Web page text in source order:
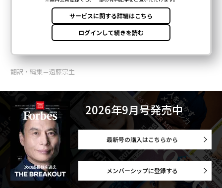
翻訳・編集＝遠藤宗生
2026年9月号発売中
最新号の購入はこちらから
メンバーシップに登録する